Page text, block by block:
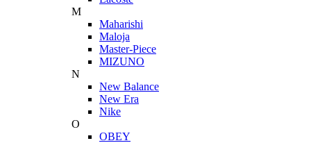
M
Maharishi
Maloja
Master-Piece
MIZUNO
N
New Balance
New Era
Nike
O
OBEY